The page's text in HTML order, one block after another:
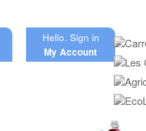
Hello. Sign in
My Account